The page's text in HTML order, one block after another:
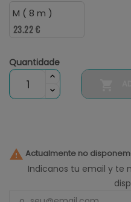
M ( 8 m )
23.22 €
Quantidade
 Actualmente no
Indicanos tu email y te